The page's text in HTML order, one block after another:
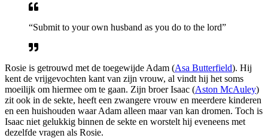
“Submit to your own husband as you do to the lord”
Rosie is getrouwd met de toegewijde Adam (Asa Butterfield). Hij
kent de vrijgevochten kant van zijn vrouw, al vindt hij het soms
moeilijk om hiermee om te gaan. Zijn broer Isaac (Aston McAuley)
zit ook in de sekte, heeft een zwangere vrouw en meerdere kinderen
en een huishouden waar Adam alleen maar van kan dromen. Toch is
Isaac niet gelukkig binnen de sekte en worstelt hij eveneens met
dezelfde vragen als Rosie.